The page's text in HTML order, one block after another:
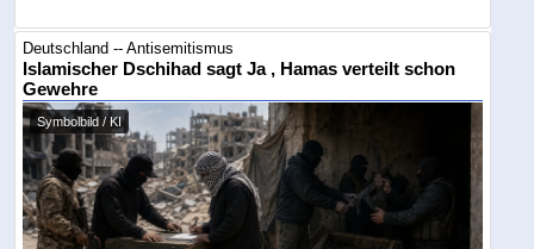
Deutschland -- Antisemitismus
Islamischer Dschihad sagt Ja , Hamas verteilt schon
Gewehre
Symbolbild / KI